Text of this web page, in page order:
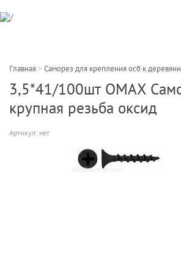
Главная > Саморез для крепления осб к
3,5*41/100шт OMAX
крупная резьба оксид
Артикул: нет